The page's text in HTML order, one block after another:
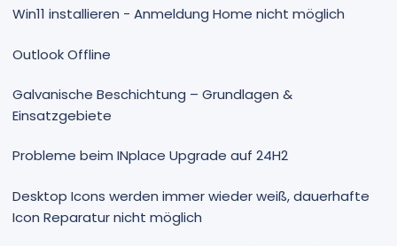
Win11 installieren - Anmeldung Home nicht möglich
Outlook Offline
Galvanische Beschichtung – Grundlagen &
Einsatzgebiete
Probleme beim INplace Upgrade auf 24H2
Desktop Icons werden immer wieder weiß, dauerhafte
Icon Reparatur nicht möglich